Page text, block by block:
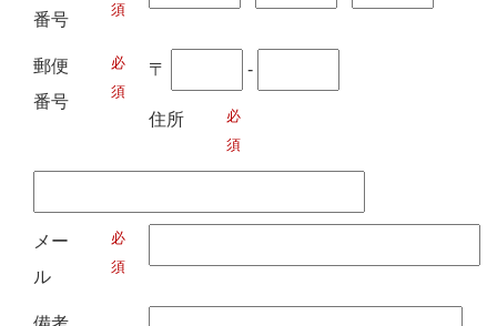
番号
須
郵便
番号
必
須
〒 -
住所
必
須
メー
ル
必
須